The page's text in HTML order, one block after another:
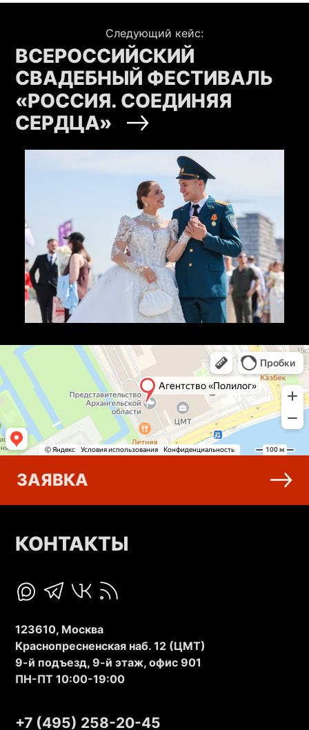
Следующий кейс:
ВСЕРОССИЙСКИЙ
СВАДЕБНЫЙ ФЕСТИВАЛЬ
«РОССИЯ. СОЕДИНЯЯ
СЕРДЦА»
ЗАЯВКА
КОНТАКТЫ
123610, Москва
Краснопресненская наб. 12 (ЦМТ)
9-й подъезд, 9-й этаж, офис 901
ПН-ПТ 10:00-19:00
+7 (495) 258-20-45